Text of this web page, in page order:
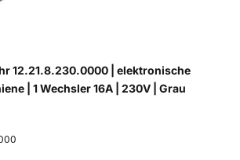
12.21.8.230.0000 | elektronische
| 1 Wechsler 16A | 230V | Grau